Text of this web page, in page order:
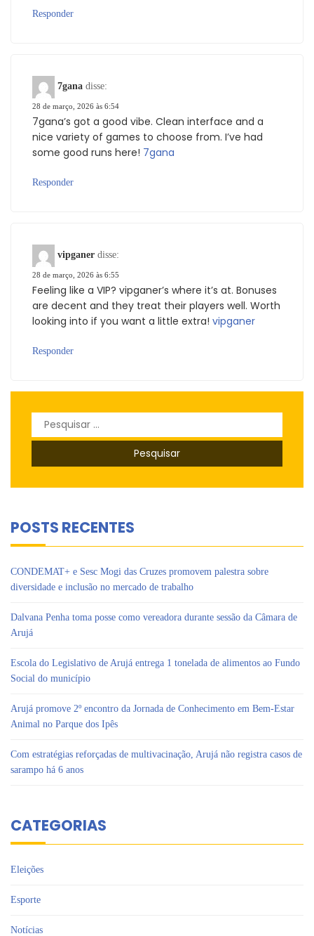
Responder
7gana disse:
28 de março, 2026 às 6:54
7gana’s got a good vibe. Clean interface and a
nice variety of games to choose from. I’ve had
some good runs here! 7gana
Responder
vipganer disse:
28 de março, 2026 às 6:55
Feeling like a VIP? vipganer’s where it’s at. Bonuses
are decent and they treat their players well. Worth
looking into if you want a little extra! vipganer
Responder
Pesquisar
POSTS RECENTES
CONDEMAT+ e Sesc Mogi das Cruzes promovem palestra sobre
diversidade e inclusão no mercado de trabalho
Dalvana Penha toma posse como vereadora durante sessão da Câmara de
Arujá
Escola do Legislativo de Arujá entrega 1 tonelada de alimentos ao Fundo
Social do município
Arujá promove 2º encontro da Jornada de Conhecimento em Bem-Estar
Animal no Parque dos Ipês
Com estratégias reforçadas de multivacinação, Arujá não registra casos de
sarampo há 6 anos
CATEGORIAS
Eleições
Esporte
Notícias